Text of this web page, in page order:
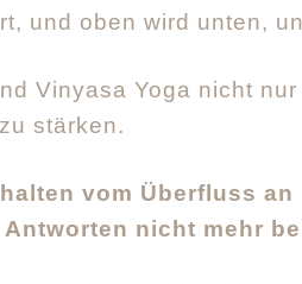
und oben wird unten,
Vinyasa Yoga nicht
stärken.
vom Überfluss
nicht mehr